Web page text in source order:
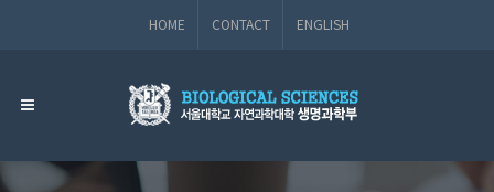
HOME CONTACT ENGLISH